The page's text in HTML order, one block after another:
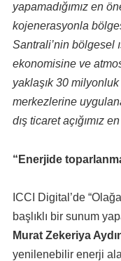
yapamadığımız en
kojenerasyonla
Santrali’nin bölgesel
ekonomisine ve
yaklaşık 30
merkezlerine
dış ticaret açığımız
“Enerjide
ICCI Digital’de
başlıklı bir sunum
Murat Zekeriya
yenilenebilir enerji